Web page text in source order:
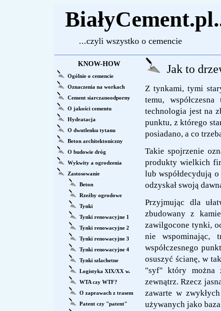
...czyli wszystko o cemencie
KNOW-HOW
Ogólnie o cemencie
Oznaczenia na workach
Cement siarczanoodporny
O jakości cementu
Hydratacja
O dwutlenku tytanu
Beton architektoniczny
O budowie dróg
Wykwity a ogrodzenia
Zastosowanie
Beton
Rzeźby ogrodowe
Tynki
Tynki renowacyjne 1
Tynki renowacyjne 2
Tynki renowacyjne 3
Tynki renowacyjne 4
Tynki szlachetne
Logistyka XIX/XX w.
WTA czy WTF?
O zaprawach z trasem
Patent czy "patent"
Jak to
Z tynkami, tymi
temu,
technologia jest na
punktu, z którego
posiadano, a co
Takie spojrzenie
produkty wielkich
lub współdecydują
odzyskał swoją
Przyjmując dla
zbudowany z
zawilgocone tynki,
nie wspominając,
współczesnego
osuszyć ścianę, w
"syf" który można
zewnątrz. Rzecz
zawarte w
używanych jako